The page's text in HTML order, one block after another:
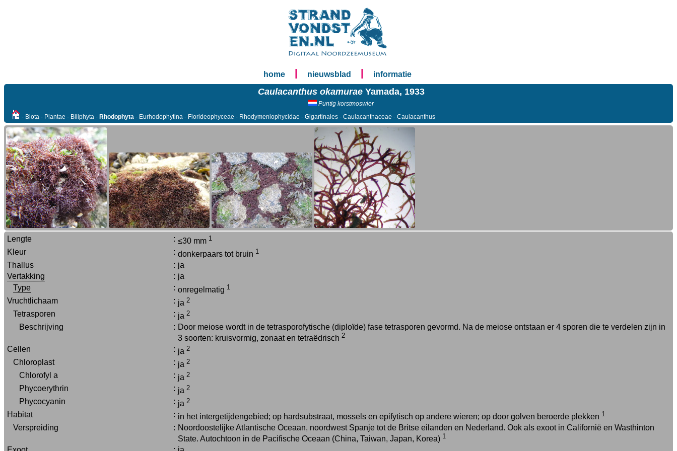
home nieuwsblad informatie
Caulacanthus okamuraeYamada, 1933
Puntig korstmoswier
- Biota - Plantae - Biliphyta - Rhodophyta - Eurhodophytina - Florideophyceae - Rhodymeniophycidae - Gigartinales - Caulacanthaceae - Caulacanthus
Lengte : ≤30 mm 1
Kleur : donkerpaars tot bruin 1
Thallus : ja
Vertakking
: ja
Type
: onregelmatig 1
Vruchtlichaam : ja 2
Tetrasporen : ja 2
Beschrijving : Door meiose wordt in de tetrasporofytische (diploïde) fase tetrasporen gevormd. Na de meiose ontstaan er 4 sporen die te verdelen zijn in
3 soorten: kruisvormig, zonaat en tetraëdrisch 2
Cellen : ja 2
Chloroplast : ja 2
Chlorofyl a : ja 2
Phycoerythrin : ja 2
Phycocyanin : ja 2
Habitat : in het intergetijdengebied; op hardsubstraat, mossels en epifytisch op andere wieren; op door golven beroerde plekken 1
Verspreiding : Noordoostelijke Atlantische Oceaan, noordwest Spanje tot de Britse eilanden en Nederland. Ook als exoot in Californië en Wasthinton
State. Autochtoon in de Pacifische Oceaan (China, Taiwan, Japan, Korea) 1